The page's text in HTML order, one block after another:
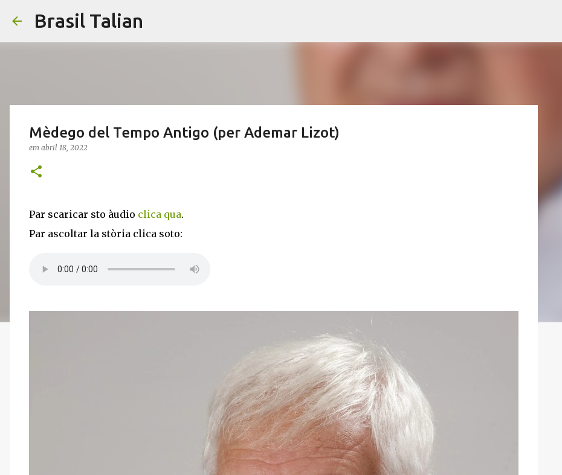
Brasil Talian
Mèdego del Tempo Antigo (per Ademar Lizot)
em abril 18, 2022
Par scaricar sto àudio clica qua.
Par ascoltar la stòria clica soto: